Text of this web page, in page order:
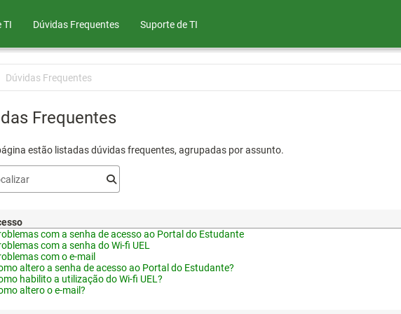
TI Dúvidas Frequentes Suporte de TI
Dúvidas Frequentes
Frequentes
estão listadas dúvidas frequentes, agrupadas por assunto.
com a senha de acesso ao Portal do Estudante
com a senha do Wi-fi UEL
com o e-mail
altero a senha de acesso ao Portal do Estudante?
habilito a utilização do Wi-fi UEL?
altero o e-mail?